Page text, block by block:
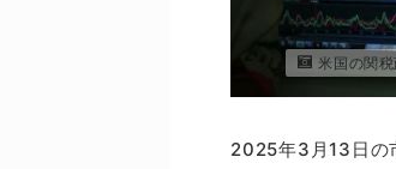
米国の関
2025年3月13日の